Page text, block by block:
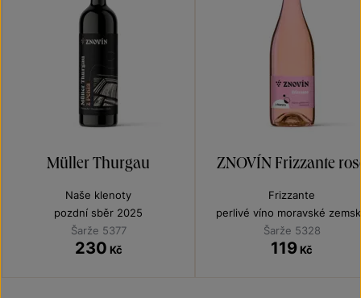
Müller Thurgau
Naše klenoty
pozdní sběr 2025
Šarže 5377
230 Kč
ZNOVÍN Frizzante
Frizzante
perlivé víno moravské
2025
Šarže 5328
119 Kč